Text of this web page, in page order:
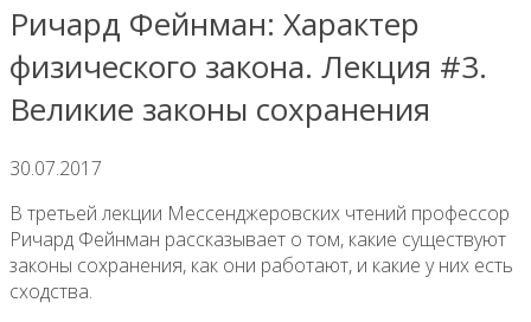
Ричард Фейнман: Характер
физического закона. Лекция #3.
Великие законы сохранения
30.07.2017
В третьей лекции Мессенджеровских чтений профессор
Ричард Фейнман рассказывает о том, какие существуют
законы сохранения, как они работают, и какие у них есть
сходства.